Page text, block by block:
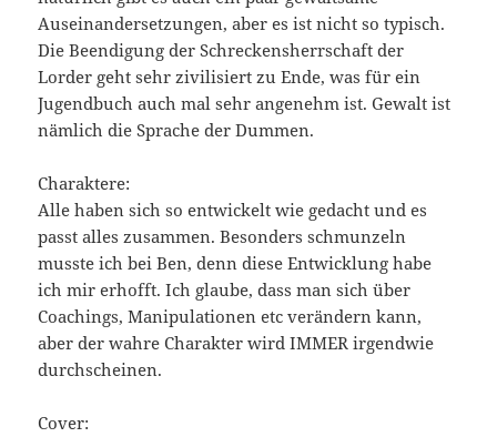
Auseinandersetzungen, aber es ist nicht so typisch.
Die Beendigung der Schreckensherrschaft der
Lorder geht sehr zivilisiert zu Ende, was für ein
Jugendbuch auch mal sehr angenehm ist. Gewalt ist
nämlich die Sprache der Dummen.
Charaktere:
Alle haben sich so entwickelt wie gedacht und es
passt alles zusammen. Besonders schmunzeln
musste ich bei Ben, denn diese Entwicklung habe
ich mir erhofft. Ich glaube, dass man sich über
Coachings, Manipulationen etc verändern kann,
aber der wahre Charakter wird IMMER irgendwie
durchscheinen.
Cover: